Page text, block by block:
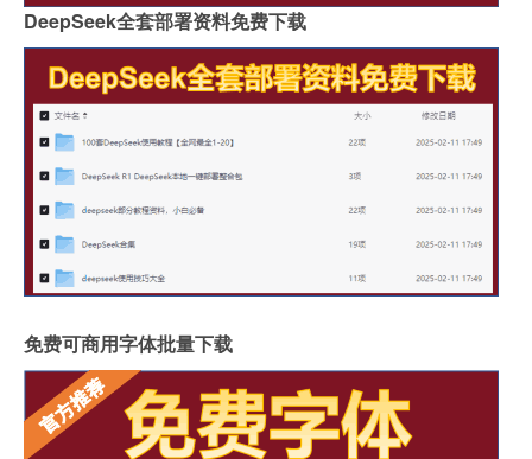
DeepSeek全套部署资料免费下载
免费可商用字体批量下载